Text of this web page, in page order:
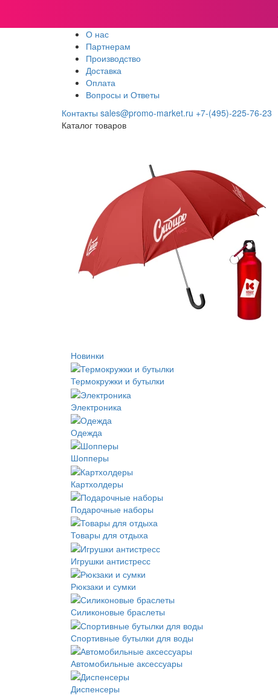
О нас
Партнерам
Производство
Доставка
Оплата
Вопросы и Ответы
Контакты sales@promo-market.ru +7-(495)-225-76-23
Каталог товаров
Новинки
Термокружки и бутылки
Электроника
Одежда
Шопперы
Картхолдеры
Подарочные наборы
Товары для отдыха
Игрушки антистресс
Рюкзаки и сумки
Силиконовые браслеты
Спортивные бутылки для воды
Автомобильные аксессуары
Диспенсеры